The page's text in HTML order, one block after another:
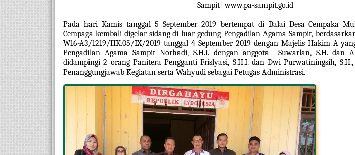
Sampit| www.pa-sampit.go.id
Pada hari Kamis tanggal 5 September 2019 bertempat di Balai Desa Cempaka
Cempaga kembali digelar sidang di luar gedung Pengadilan Agama Sampit,
W16-A3/1219/HK.05/IX/2019 tanggal 4 September 2019 dengan Majelis Hakim A
Pengadilan Agama Sampit Norhadi, S.H.I. dengan anggota  Suwarlan, S.H. dan
didampingi 2 orang Panitera Pengganti Frislyasi, S.H.I. dan Dwi Purwatiningsih, S.H.,
Penanggungjawab Kegiatan serta Wahyudi sebagai Petugas Administrasi.